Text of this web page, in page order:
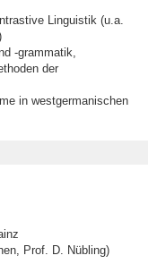
Linguistik (u.a.
-grammatik,
der
in westgermanischen
Prof. D. Nübling)